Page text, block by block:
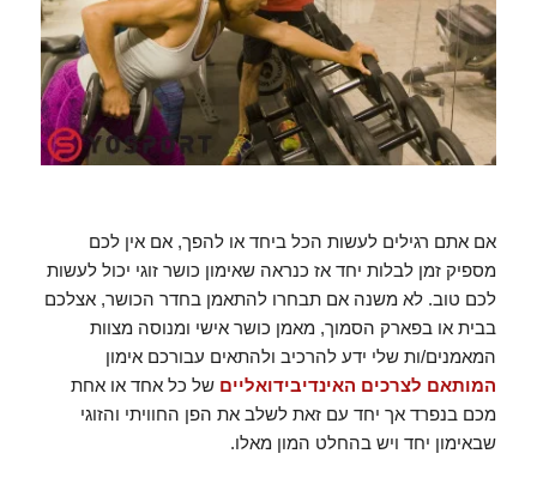
אם אתם רגילים לעשות הכל ביחד או להפך, אם אין לכם
מספיק זמן לבלות יחד אז כנראה שאימון כושר זוגי יכול לעשות
לכם טוב. לא משנה אם תבחרו להתאמן בחדר הכושר, אצלכם
בבית או בפארק הסמוך, מאמן כושר אישי ומנוסה מצוות
המאמנים/ות שלי ידע להרכיב ולהתאים עבורכם אימון
המותאם לצרכים האינדיבידואליים של כל אחד או אחת
מכם בנפרד אך יחד עם זאת לשלב את הפן החוויתי והזוגי
שבאימון יחד ויש בהחלט המון מאלו.